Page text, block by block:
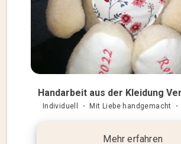
Handarbeit aus der Kleidung
Individuell ・ Mit Liebe handgemacht
Mehr erfahren